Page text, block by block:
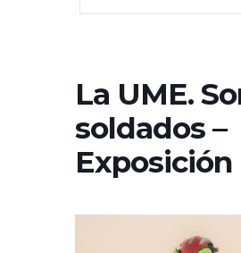
La UME.
soldados –
Exposición